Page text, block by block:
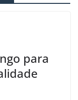
para